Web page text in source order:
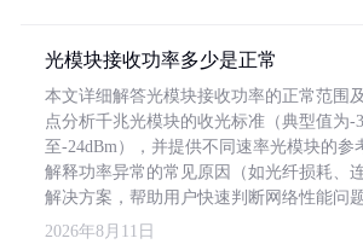
光模块接收功率多少是正常
本文详细解答光模块接收功率的正常范围
点分析千兆光模块的收光标准（典型值为-
至-24dBm），并提供不同速率光模块的参
解释功率异常的常见原因（如光纤损耗、
解决方案，帮助用户快速判断网络性能问题
2026年8月11日